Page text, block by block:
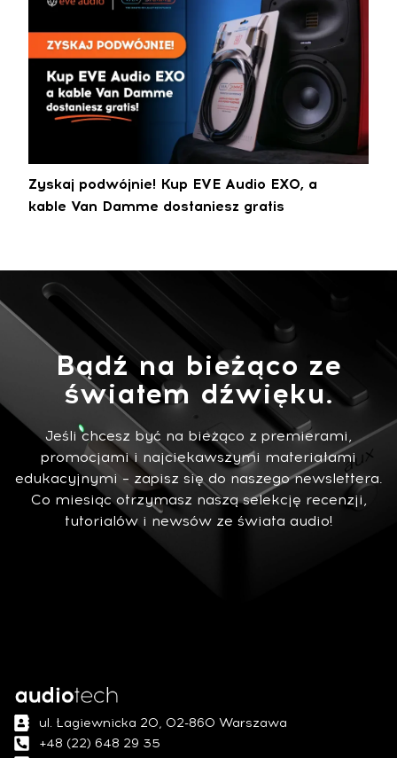
Zyskaj podwójnie! Kup EVE Audio EXO, a
kable Van Damme dostaniesz gratis
Bądź na bieżąco ze
światem dźwięku.
Jeśli chcesz być na bieżąco z premierami,
promocjami i najciekawszymi materiałami
edukacyjnymi – zapisz się do naszego newslettera.
Co miesiąc otrzymasz naszą selekcję recenzji,
tutorialów i newsów ze świata audio!
ul. Łagiewnicka 20, 02-860 Warszawa
+48 (22) 648 29 35